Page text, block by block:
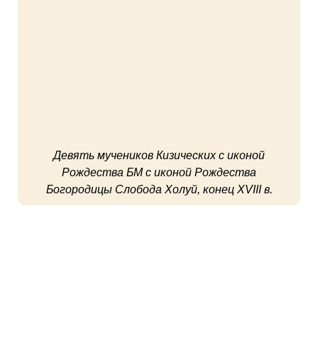
Девять мучеников Кизических с иконой
Рождества БМ с иконой Рождества
Богородицы Слобода Холуй, конец XVIII в.